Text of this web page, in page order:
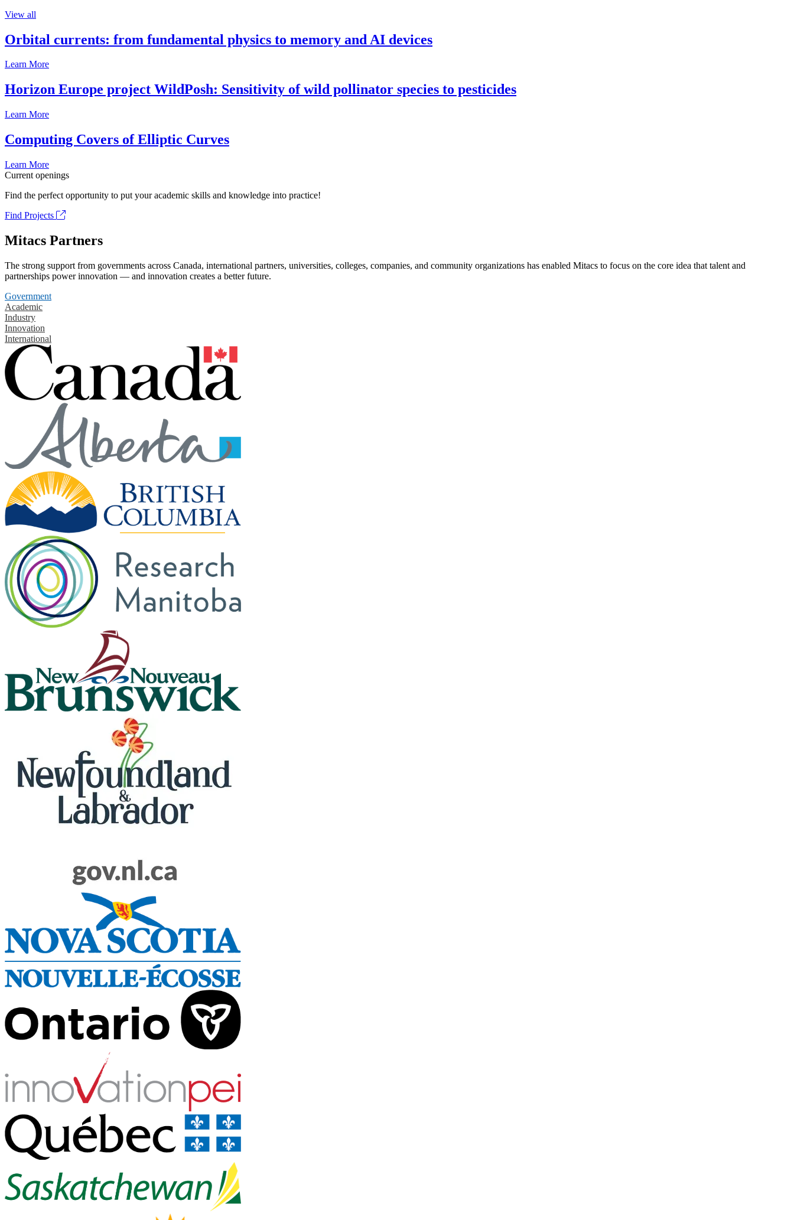
View all
Orbital currents: from fundamental physics to memory and AI devices
Learn More
Horizon Europe project WildPosh: Sensitivity of wild pollinator species to pesticides
Learn More
Computing Covers of Elliptic Curves
Learn More
Current openings
Find the perfect opportunity to put your academic skills and knowledge into practice!
Find Projects
Mitacs Partners
The strong support from governments across Canada, international partners, universities, colleges, companies, and community organizations has enabled Mitacs to focus on the core idea that talent and
partnerships power innovation — and innovation creates a better future.
Government
Academic
Industry
Innovation
International